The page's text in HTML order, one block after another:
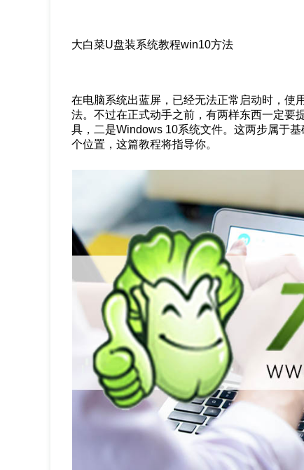
大白菜U盘装系统教程win10方法
在电脑系统出蓝屏，已经无法正常启动时，使
法。不过在正式动手之前，有两样东西一定要
具，二是Windows 10系统文件。这两步属于
个位置，这篇教程将指导你。